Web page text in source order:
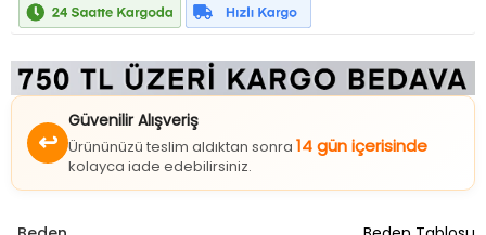
↩
Güvenilir Alışveriş
Ürününüzü teslim aldıktan sonra 14 gün içerisinde
kolayca iade edebilirsiniz.